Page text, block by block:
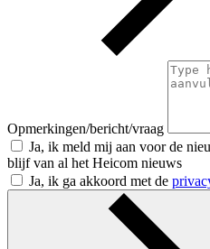
Opmerkingen/bericht/vraag
Ja, ik meld mij aan voor de
blijf van al het Heicom nieuws
Ja, ik ga akkoord met de